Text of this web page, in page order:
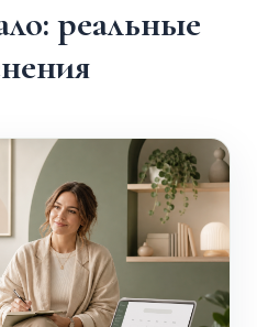
реальные